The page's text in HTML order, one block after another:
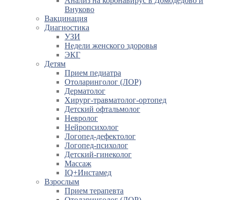
Внуково
Вакцинация
Диагностика
УЗИ
Недели женского здоровья
ЭКГ
Детям
Прием педиатра
Отоларинголог (ЛОР)
Дерматолог
Хирург-травматолог-ортопед
Детский офтальмолог
Невролог
Нейропсихолог
Логопед-дефектолог
Логопед-психолог
Детский-гинеколог
Массаж
IQ+Инстамед
Взрослым
Прием терапевта